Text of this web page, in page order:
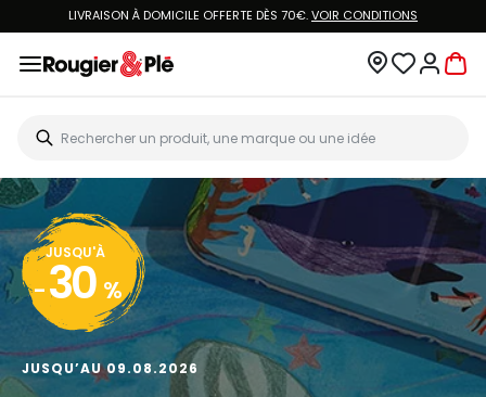
LIVRAISON À DOMICILE OFFERTE DÈS 70€.VOIR CONDITIONS
JUSQU'À
- 30 %
JUSQU’AU 09.08.2026